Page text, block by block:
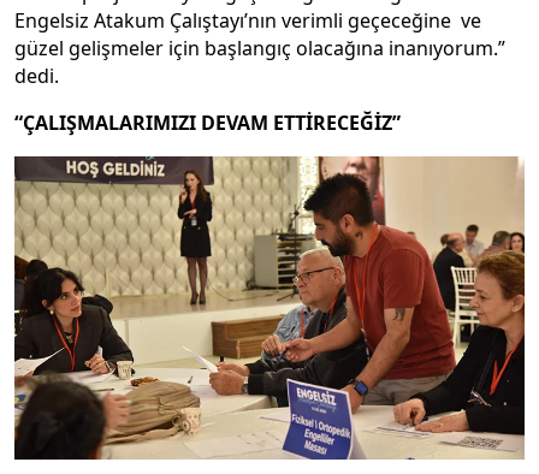
Engelsiz Atakum Çalıştayı’nın verimli geçeceğine ve
güzel gelişmeler için başlangıç olacağına inanıyorum.”
dedi.
“ÇALIŞMALARIMIZI DEVAM ETTİRECEĞİZ”